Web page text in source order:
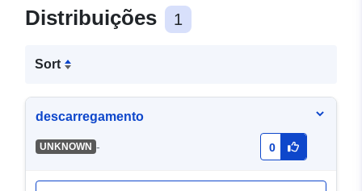
Distribuições 1
Sort
descarregamento
UNKNOWN - 0